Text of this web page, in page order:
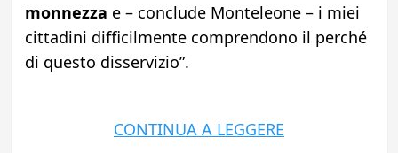
monnezza e – conclude Monteleone – i miei
cittadini difficilmente comprendono il perché
di questo disservizio”.
CONTINUA A LEGGERE